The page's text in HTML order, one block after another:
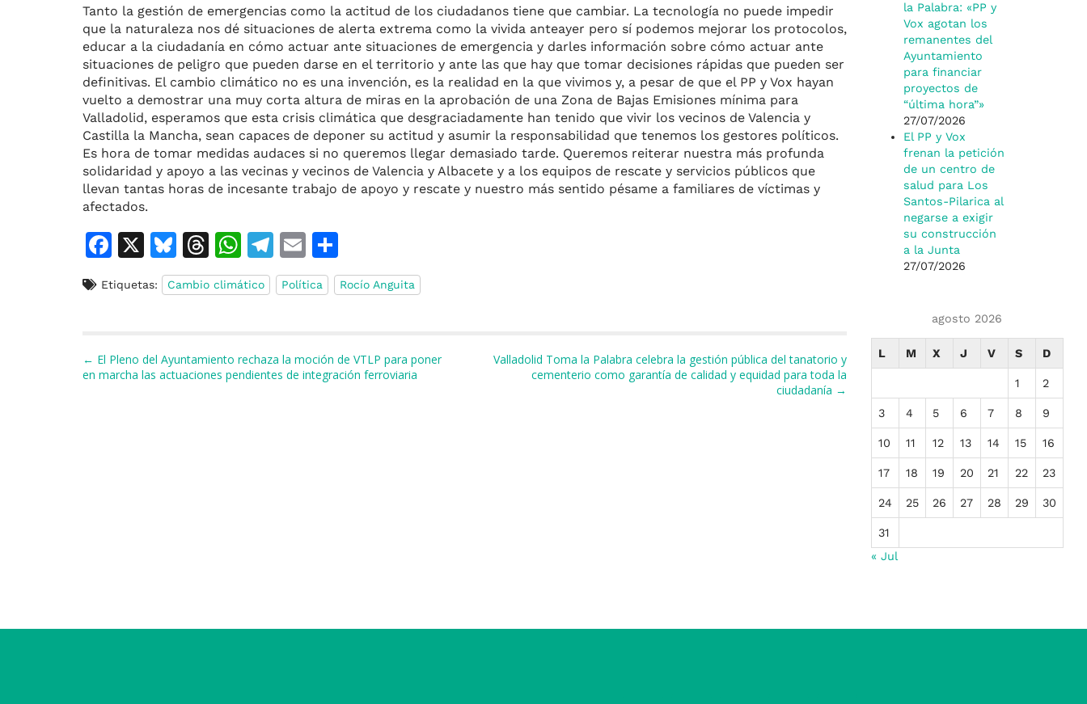
Tanto la gestión de emergencias como la actitud de los ciudadanos tiene que cambiar. La tecnología no puede impedir
que la naturaleza nos dé situaciones de alerta extrema como la vivida anteayer pero sí podemos mejorar los protocolos,
educar a la ciudadanía en cómo actuar ante situaciones de emergencia y darles información sobre cómo actuar ante
situaciones de peligro que pueden darse en el territorio y ante las que hay que tomar decisiones rápidas que pueden ser
definitivas. El cambio climático no es una invención, es la realidad en la que vivimos y, a pesar de que el PP y Vox hayan
vuelto a demostrar una muy corta altura de miras en la aprobación de una Zona de Bajas Emisiones mínima para
Valladolid, esperamos que esta crisis climática que desgraciadamente han tenido que vivir los vecinos de Valencia y
Castilla la Mancha, sean capaces de deponer su actitud y asumir la responsabilidad que tenemos los gestores políticos.
Es hora de tomar medidas audaces si no queremos llegar demasiado tarde. Queremos reiterar nuestra más profunda
solidaridad y apoyo a las vecinas y vecinos de Valencia y Albacete y a los equipos de rescate y servicios públicos que
llevan tantas horas de incesante trabajo de apoyo y rescate y nuestro más sentido pésame a familiares de víctimas y
afectados.
F
c
b
o
X
Bl
u
e
k
y
T
h
re
d
s
W
h
at
A
p
T
el
e
a
m
E
m
ai
o
m
ar
ti
Etiquetas: Cambio climático Política Rocío Anguita
Navegación de entradas
← El Pleno del Ayuntamiento rechaza la moción de VTLP para poner
en marcha las actuaciones pendientes de integración ferroviaria
Valladolid Toma la Palabra celebra la gestión pública del tanatorio y
cementerio como garantía de calidad y equidad para toda la
ciudadanía →
la Palabra: «PP y
Vox agotan los
remanentes del
Ayuntamiento
para financiar
proyectos de
“última hora”»
27/07/2026
El PP y Vox
frenan la petición
de un centro de
salud para Los
Santos-Pilarica al
negarse a exigir
su construcción
a la Junta
27/07/2026
agosto 2026
L M X J V S D
1 2
3 4 5 6 7 8 9
10 11 12 13 14 15 16
17 18 19 20 21 22 23
24 25 26 27 28 29 30
31
« Jul